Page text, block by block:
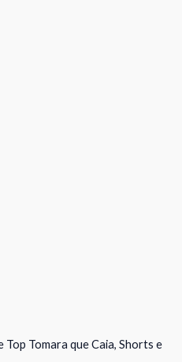
Top Tomara que Caia, Shorts e